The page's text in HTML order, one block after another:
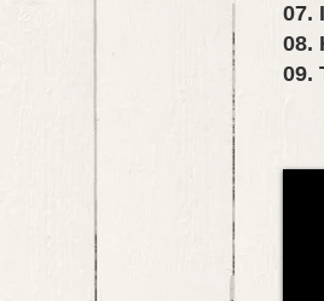
07.
08.
09.